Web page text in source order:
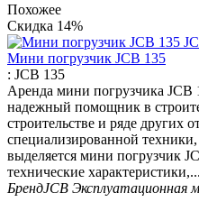
Похожее
Скидка 14%
Мини погрузчик JCB 135
: JCB 135
Аренда мини погрузчика
надежный помощник в
строительстве и ряде других
специализированной
выделяется мини погрузчик
технические характеристики,...
БрендJCB Эксплуатационная